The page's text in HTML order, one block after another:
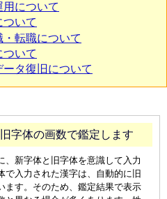
について
いて
転職について
いて
タ復旧について
字体の画数で鑑定します
、新字体と旧字体を意識して入力
で入力された漢字は、自動的に旧
ます。そのため、鑑定結果で表示